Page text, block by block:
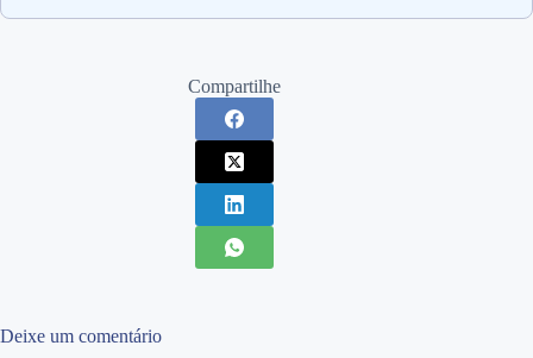
Compartilhe
Deixe um comentário